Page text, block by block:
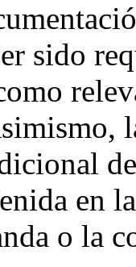
sido
en
o la